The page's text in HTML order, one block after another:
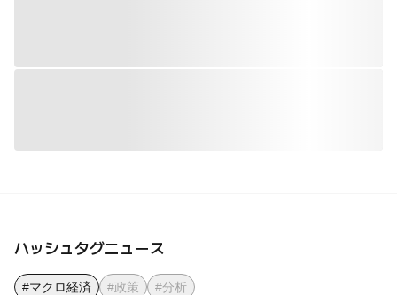
ハッシュタグニュース
#マクロ経済 #政策 #分析